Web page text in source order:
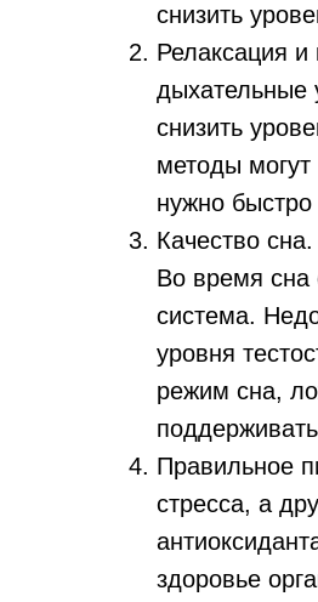
снизить
Релаксация и
дыхательные
снизить
методы могут
нужно быстро
Качество
Во время сна
система.
уровня
режим сна,
Правильное
стресса, а
здоровье